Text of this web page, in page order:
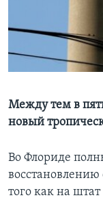
Learning English
СОЦИАЛЬНЫЕ СЕТИ
Языки
Между тем в
новый
Во Флориде
того как на